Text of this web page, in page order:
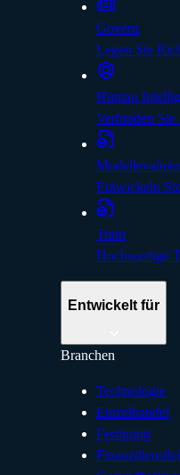
Govern
Legen Sie
Human
Verbinden
Entwickeln
Train
Hochwertige
Entwickelt für
Branchen
Technologie
Einzelhandel
Fertigung